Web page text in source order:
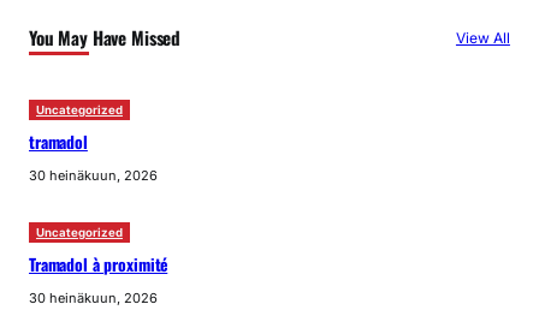
You May Have Missed View All
Uncategorized
tramadol
30 heinäkuun, 2026
Uncategorized
Tramadol à proximité
30 heinäkuun, 2026